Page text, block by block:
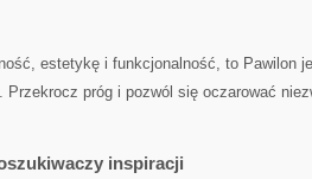
estetykę i funkcjonalność, to ⁢Pawilon
Przekrocz próg i‌ pozwól się oczarować
inspiracji